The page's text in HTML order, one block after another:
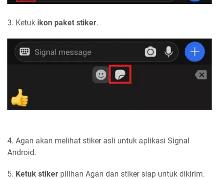
3. Ketuk ikon paket stiker.
4. Agan akan melihat stiker asli untuk aplikasi Signal
Android.
5. Ketuk stiker pilihan Agan dan stiker siap untuk dikirim.